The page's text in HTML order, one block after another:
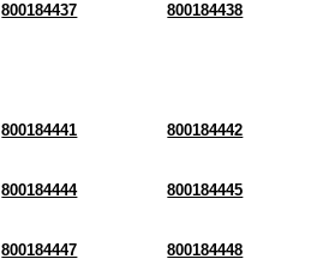
800184437 800184438
800184441 800184442
800184444 800184445
800184447 800184448